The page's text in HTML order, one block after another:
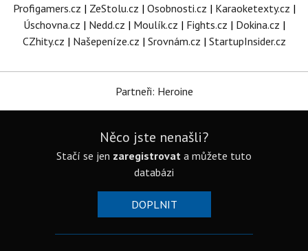
Profigamers.cz | ZeStolu.cz | Osobnosti.cz | Karaoketexty.cz |
Úschovna.cz | Nedd.cz | Moulík.cz | Fights.cz | Dokina.cz |
CZhity.cz | Našepeníze.cz | Srovnám.cz | StartupInsider.cz
Partneři: Heroine
Něco jste nenašli?
Stačí se jen zaregistrovat a můžete tuto
databázi
DOPLNIT